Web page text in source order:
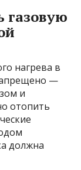
газовую
нагрева в
—
и
отопить
должна